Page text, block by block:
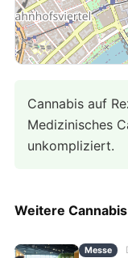
Cannabis auf
Medizinisches
unkompliziert.
Weitere
Messe